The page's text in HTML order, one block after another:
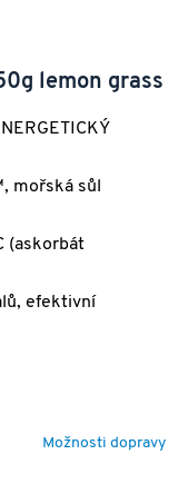
lemon grass
mořská sůl
(askorbát
efektivní
Možnosti dopravy